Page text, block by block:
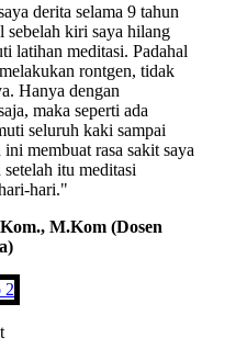
derita selama 9 tahun
sebelah kiri saya hilang
latihan meditasi. Padahal
rontgen, tidak
Hanya dengan
maka seperti ada
seluruh kaki sampai
membuat rasa sakit saya
itu meditasi
hari."
M.Kom (Dosen